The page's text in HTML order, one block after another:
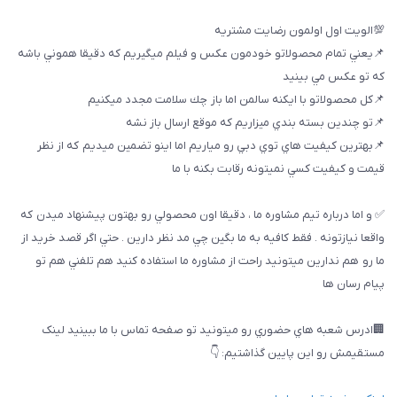
💯الويت اول اولمون رضايت مشتريه
📌يعني تمام محصولاتو خودمون عكس و فيلم ميگيريم كه دقيقا هموني باشه
كه تو عكس مي بينيد
📌كل محصولاتو با ايكنه سالمن اما باز چك سلامت مجدد ميكنيم
📌تو چندين بسته بندي ميزاريم كه موقع ارسال باز نشه
📌بهترين كيفيت هاي توي دبي رو مياريم اما اينو تضمين ميديم كه از نظر
قيمت و كيفيت كسي نميتونه رقابت بكنه با ما
✅ و اما درباره تيم مشاوره ما ، دقيقا اون محصولي رو بهتون پيشنهاد ميدن كه
واقعا نيازتونه . فقط كافيه به ما بگين چي مد نظر دارين . حتي اگر قصد خريد از
ما رو هم ندارين ميتونيد راحت از مشاوره ما استفاده كنيد هم تلفني هم تو
پيام رسان ها
🏢ادرس شعبه هاي حضوري رو ميتونيد تو صفحه تماس با ما ببینيد لینک
مستقیمش رو این پایین گذاشتیم: 👇